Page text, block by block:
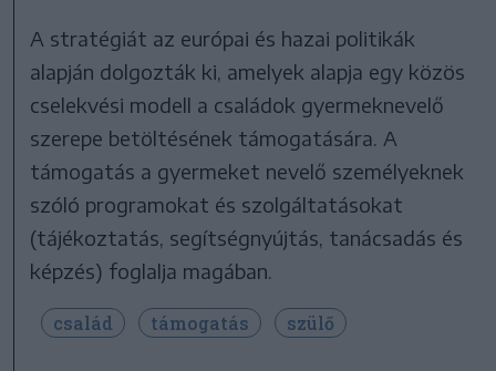
A stratégiát az európai és hazai politikák
alapján dolgozták ki, amelyek alapja egy közös
cselekvési modell a családok gyermeknevelő
szerepe betöltésének támogatására. A
támogatás a gyermeket nevelő személyeknek
szóló programokat és szolgáltatásokat
(tájékoztatás, segítségnyújtás, tanácsadás és
képzés) foglalja magában.
család támogatás szülő